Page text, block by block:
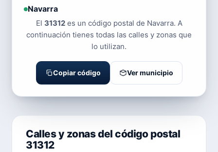
Navarra
El 31312es un código postal de Navarra. A
continuación tienes todas las calles y zonas que
lo utilizan.
Copiar código Ver municipio
Calles y zonas del código postal
31312